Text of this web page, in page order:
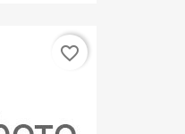
favorite_border